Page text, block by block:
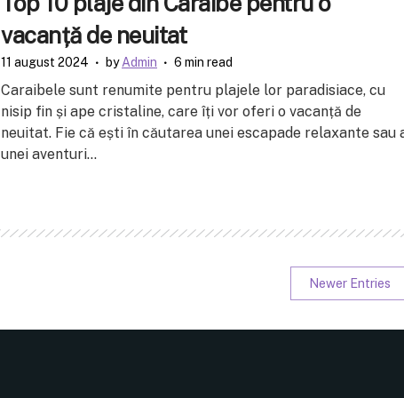
vacanță de neuitat
11 august 2024 byAdmin 6 min read
Caraibele sunt renumite pentru plajele lor paradisiace, cu
nisip fin și ape cristaline, care îți vor oferi o vacanță de
neuitat. Fie că ești în căutarea unei escapade relaxante sau
unei aventuri...
Newer Entries